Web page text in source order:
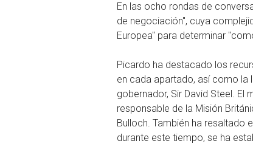
En las ocho rondas de
de negociación", cuya
Europea" para determinar
Picardo ha destacado los
en cada apartado, así como la
gobernador, Sir David Steel. El
responsable de la Misión
Bulloch. También ha resaltado
durante este tiempo, se ha